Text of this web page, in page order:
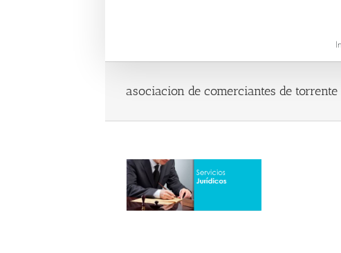
asociacion de comerciantes de torrente